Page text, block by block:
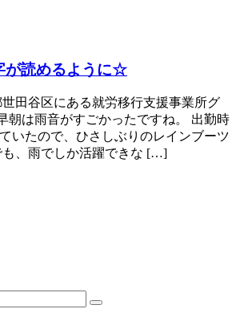
が読めるように☆
田谷区にある就労移行支援事業所グ
朝は雨音がすごかったですね。 出勤時
いたので、ひさしぶりのレインブーツ
も、雨でしか活躍できな […]
検